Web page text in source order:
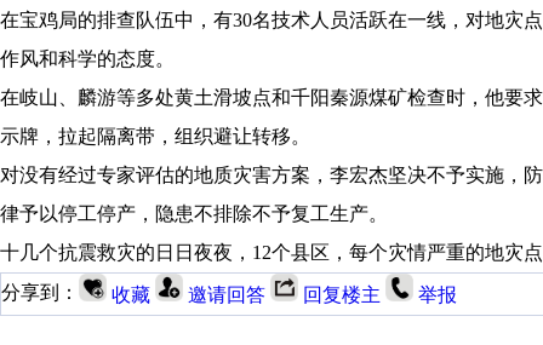
在宝鸡局的排查队伍中，有30名技术人员活跃在一线，对地灾
作风和科学的态度。
在岐山、麟游等多处黄土滑坡点和千阳秦源煤矿检查时，他要
示牌，拉起隔离带，组织避让转移。
对没有经过专家评估的地质灾害方案，李宏杰坚决不予实施，
律予以停工停产，隐患不排除不予复工生产。
十几个抗震救灾的日日夜夜，12个县区，每个灾情严重的地灾
分享到：
收藏 邀请回答 回复楼主 举报